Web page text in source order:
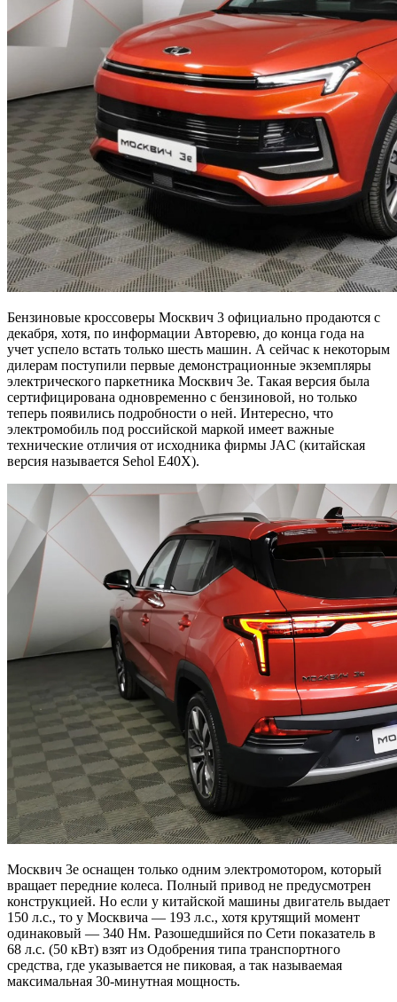
Бензиновые кроссоверы Москвич 3 официально продаются с
декабря, хотя, по информации Авторевю, до конца года на
учет успело встать только шесть машин. А сейчас к некоторым
дилерам поступили первые демонстрационные экземпляры
электрического паркетника Москвич 3е. Такая версия была
сертифицирована одновременно с бензиновой, но только
теперь появились подробности о ней. Интересно, что
электромобиль под российской маркой имеет важные
технические отличия от исходника фирмы JAC (китайская
версия называется Sehol E40X).
Москвич 3e оснащен только одним электромотором, который
вращает передние колеса. Полный привод не предусмотрен
конструкцией. Но если у китайской машины двигатель выдает
150 л.с., то у Москвича — 193 л.с., хотя крутящий момент
одинаковый — 340 Нм. Разошедшийся по Сети показатель в
68 л.с. (50 кВт) взят из Одобрения типа транспортного
средства, где указывается не пиковая, а так называемая
максимальная 30-минутная мощность.